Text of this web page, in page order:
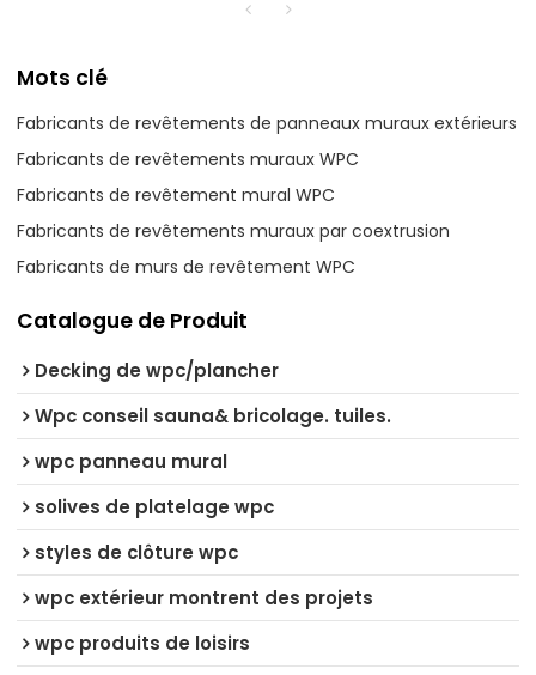
Mots clé
Fabricants de revêtements de panneaux muraux extérieurs
Fabricants de revêtements muraux WPC
Fabricants de revêtement mural WPC
Fabricants de revêtements muraux par coextrusion
Fabricants de murs de revêtement WPC
Catalogue de Produit
Decking de wpc/plancher
Wpc conseil sauna& bricolage. tuiles.
wpc panneau mural
solives de platelage wpc
styles de clôture wpc
wpc extérieur montrent des projets
wpc produits de loisirs